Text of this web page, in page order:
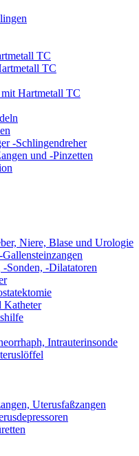
TC
TC
Hartmetall TC
-Schlingendreher
und -Pinzetten
Niere, Blase und Urologie
Sonden, -Dilatatoren
Katheter
Intrauterinsonde
Uterusfaßzangen